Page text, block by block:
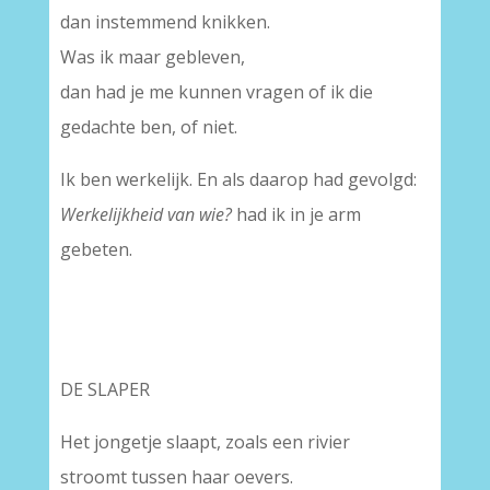
dan instemmend knikken.
Was ik maar gebleven,
dan had je me kunnen vragen of ik die
gedachte ben, of niet.
Ik ben werkelijk. En als daarop had gevolgd:
Werkelijkheid van wie?had ik in je arm
gebeten.
DE SLAPER
Het jongetje slaapt, zoals een rivier
stroomt tussen haar oevers.